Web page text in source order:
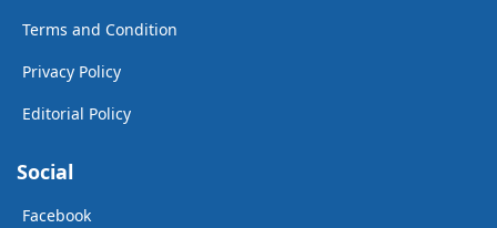
Terms and Condition
Privacy Policy
Editorial Policy
Social
Facebook